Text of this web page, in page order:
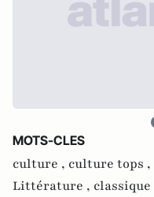
MOTS-CLES
culture , culture tops ,
Littérature , classique